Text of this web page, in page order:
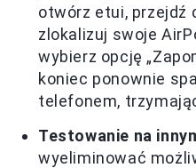
otwórz etui, przejdź
zlokalizuj swoje
wybierz opcję
koniec ponownie
telefonem,
Testowanie na
wyeliminować